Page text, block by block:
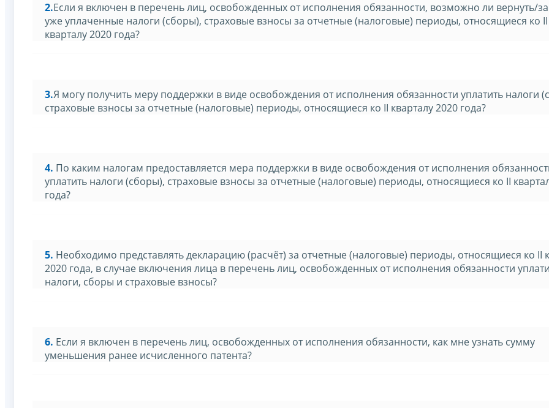
2.Если я включен в перечень лиц, освобожденных от исполнения обязанности, возможно ли вернуть/
уже уплаченные налоги (сборы), страховые взносы за отчетные (налоговые) периоды, относящиеся ко II
кварталу 2020 года?
3.Я могу получить меру поддержки в виде освобождения от исполнения обязанности уплатить налоги
страховые взносы за отчетные (налоговые) периоды, относящиеся ко II кварталу 2020 года?
4. По каким налогам предоставляется мера поддержки в виде освобождения от исполнения
уплатить налоги (сборы), страховые взносы за отчетные (налоговые) периоды, относящиеся ко II
года?
5. Необходимо представлять декларацию (расчёт) за отчетные (налоговые) периоды, относящиеся ко II
2020 года, в случае включения лица в перечень лиц, освобожденных от исполнения обязанности
налоги, сборы и страховые взносы?
6. Если я включен в перечень лиц, освобожденных от исполнения обязанности, как мне узнать сумму
уменьшения ранее исчисленного патента?